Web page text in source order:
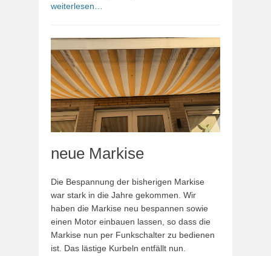
weiterlesen…
neue Markise
Die Bespannung der bisherigen Markise
war stark in die Jahre gekommen. Wir
haben die Markise neu bespannen sowie
einen Motor einbauen lassen, so dass die
Markise nun per Funkschalter zu bedienen
ist. Das lästige Kurbeln entfällt nun.